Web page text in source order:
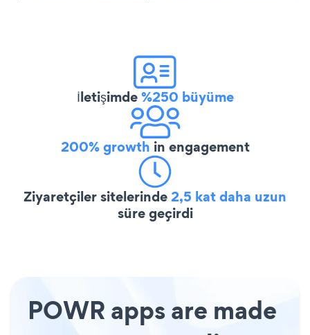
İletişimde%250 büyüme
200% growth in engagement
Ziyaretçiler sitelerinde2,5 kat daha uzun
süre geçirdi
POWR apps are made